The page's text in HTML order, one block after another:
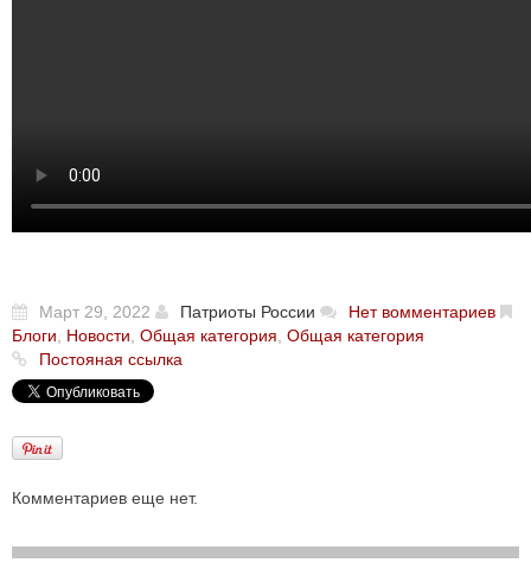
Март 29, 2022 Патриоты России
Нет вомментариев
Блоги
Новости Общая категория Общая категория
Постояная ссылка
Комментариев еще нет.